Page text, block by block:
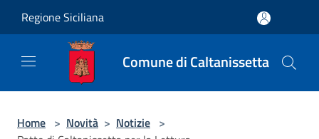
Regione Siciliana
Comune di Caltanissetta
Home > Novità > Notizie >